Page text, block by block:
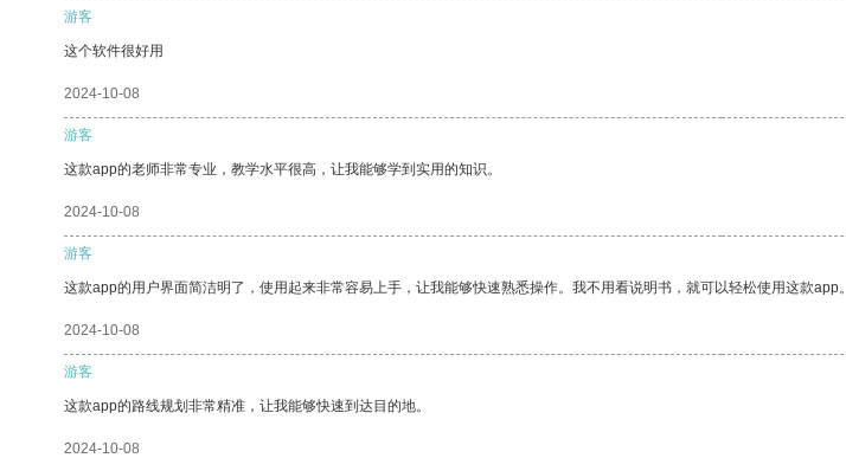
游客
这个软件很好用
2024-10-08
游客
这款app的老师非常专业，教学水平很高，让我能够学到实用的知识。
2024-10-08
游客
这款app的用户界面简洁明了，使用起来非常容易上手，让我能够快速熟悉操作。我不用看说明书，就可以轻松使用这款app。
2024-10-08
游客
这款app的路线规划非常精准，让我能够快速到达目的地。
2024-10-08